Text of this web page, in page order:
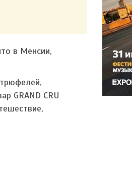
в Менсии,
GRAND CRU